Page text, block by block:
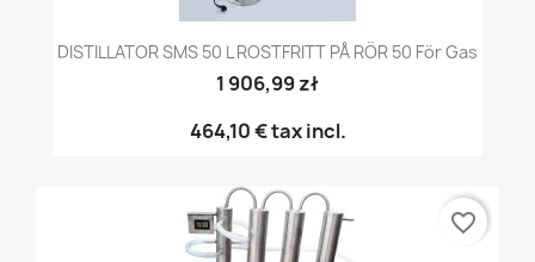
DISTILLATOR SMS 50 L ROSTFRITT PÅ RÖR 50 För Gas
1 906,99 zł
464,10 €tax incl.
favorite_border